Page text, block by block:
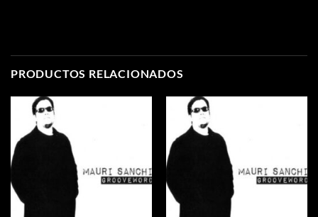
PRODUCTOS RELACIONADOS